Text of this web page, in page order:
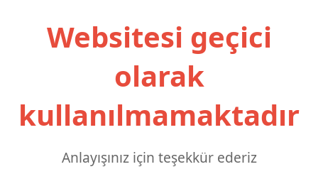
Websitesi geçici
olarak
kullanılmamaktadır
Anlayışınız için teşekkür ederiz